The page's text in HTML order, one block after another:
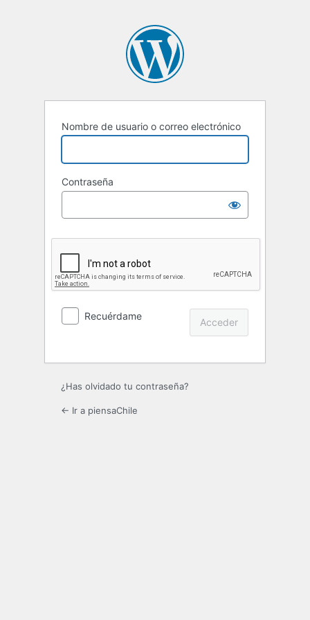
Nombre de usuario o correo electrónico
Contraseña
Recuérdame
¿Has olvidado tu contraseña?
← Ir a piensaChile